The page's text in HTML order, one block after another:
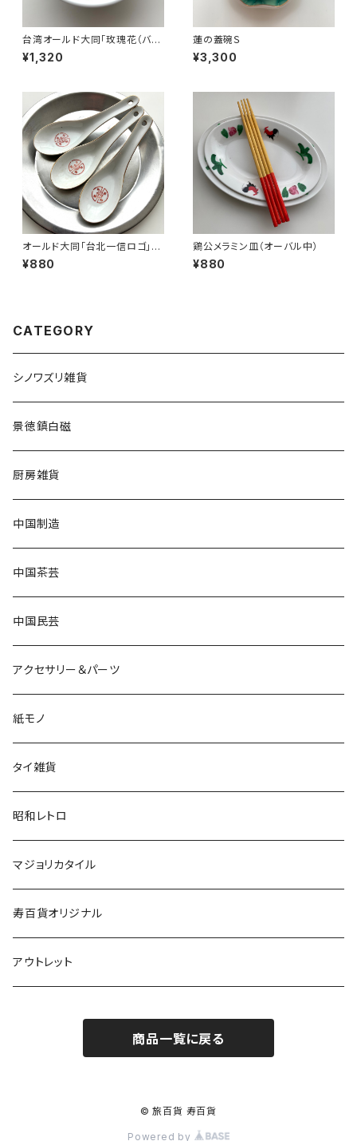
台湾オールド大同「玫瑰花（バ
ラ）柄」魯肉飯・鶏肉飯碗
¥1,320
蓮の蓋碗Ｓ
¥3,300
オールド大同「台北一信ロゴ」レ
ンゲ
¥880
鶏公メラミン皿（オーバル中）
¥880
CATEGORY
シノワズリ雑貨
景徳鎮白磁
厨房雑貨
中国制造
中国茶芸
中国民芸
アクセサリー＆パーツ
紙モノ
タイ雑貨
昭和レトロ
マジョリカタイル
寿百貨オリジナル
アウトレット
商品一覧に戻る
© 旅百貨 寿百貨
Powered by